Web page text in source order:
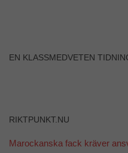
EN KLASSMEDVETEN
RIKTPUNKT.NU
Marockanska fack kräver